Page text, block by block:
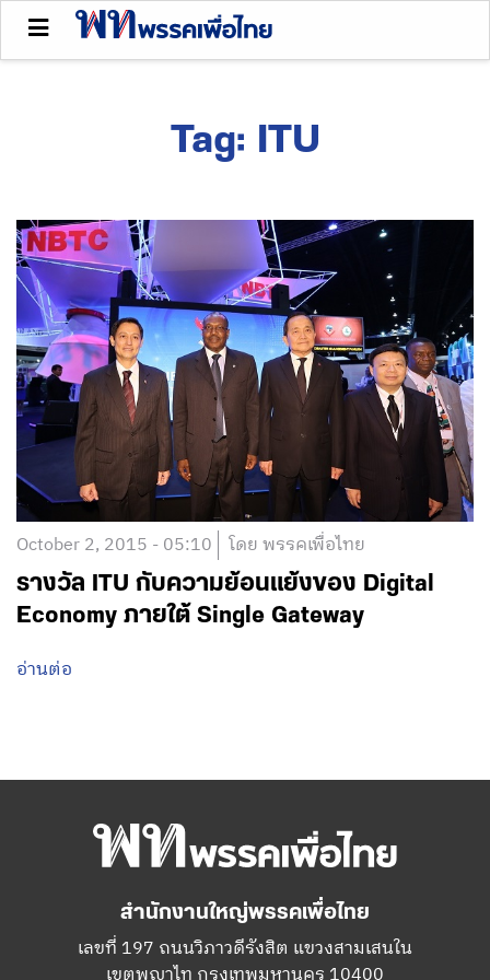
Tag: ITU
October 2, 2015 - 05:10 โดย พรรคเพื่อไทย
รางวัล ITU กับความย้อนแย้งของ Digital
Economy ภายใต้ Single Gateway
อ่านต่อ
สำนักงานใหญ่พรรคเพื่อไทย
เลขที่ 197 ถนนวิภาวดีรังสิต แขวงสามเสนใน